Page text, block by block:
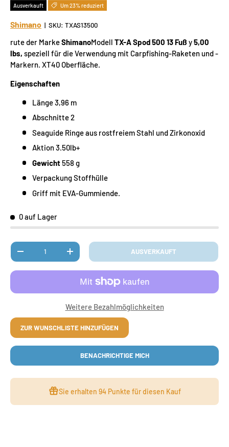
Ausverkauft Um 23% reduziert
Shimano | SKU: TXAS13500
rute der MarkeShimanoModell TX-A Spod 500 13 Fuß y5,00
lbs, speziell für die Verwendung mit Carpfishing-Raketen und -
Markern. XT40 Oberfläche.
Eigenschaften
Länge 3,96 m
Abschnitte 2
Seaguide Ringe aus rostfreiem Stahl und Zirkonoxid
Aktion 3.50lb+
Gewicht558 g
Verpackung Stoffhülle
Griff mit EVA-Gummiende.
0 auf Lager
Anzahl
MENGE VERRINGERNMENGE ERHÖHEN AUSVERKAUFT
Weitere Bezahlmöglichkeiten
ZUR WUNSCHLISTE HINZUFÜGEN
BENACHRICHTIGE MICH
Sie erhalten 94 Punkte für diesen Kauf